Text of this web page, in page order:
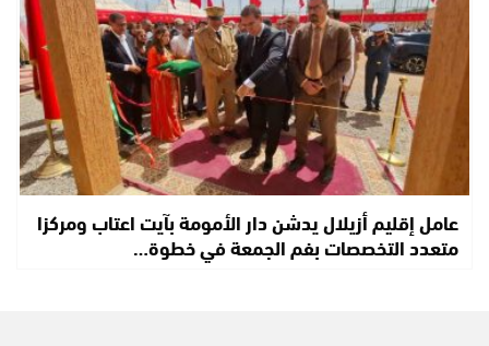
عامل إقليم أزيلال يدشن دار الأمومة بآيت اعتاب ومركزا
متعدد التخصصات بفم الجمعة في خطوة…